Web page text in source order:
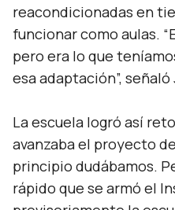
reacondicionadas en
funcionar como aulas. “
pero era lo que
esa adaptación”, señaló
La escuela logró así
avanzaba el proyecto
principio dudábamos.
rápido que se armó el